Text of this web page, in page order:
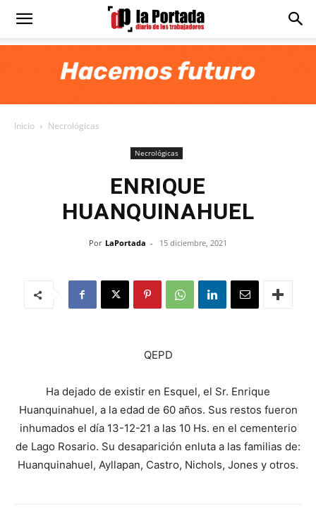
Diario
Inicio Necrológicas
Necrológicas
ENRIQUE
HUANQUINAHUEL
Por LaPortada - 15 diciembre, 2021
QEPD
Ha dejado de existir en Esquel, el Sr. Enrique
Huanquinahuel, a la edad de 60 años. Sus restos fueron
inhumados el día 13-12-21 a las 10 Hs. en el cementerio
de Lago Rosario. Su desaparición enluta a las familias de:
Huanquinahuel, Ayllapan, Castro, Nichols, Jones y otros.